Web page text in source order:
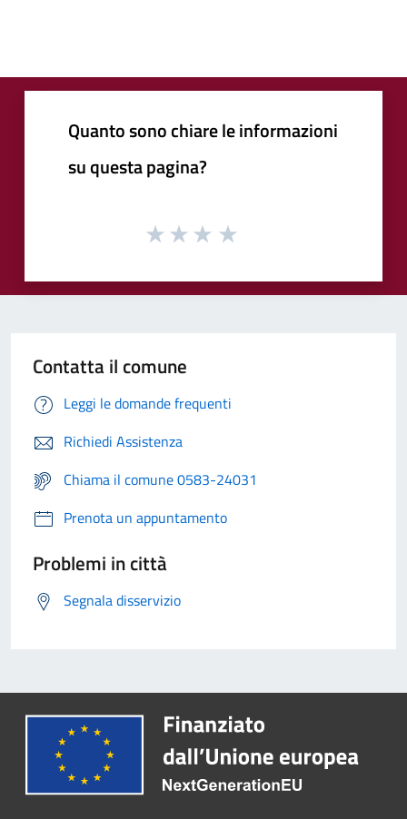
Quanto sono chiare le informazioni
su questa pagina?
Contatta il comune
Leggi le domande frequenti
Richiedi Assistenza
Chiama il comune 0583-24031
Prenota un appuntamento
Problemi in città
Segnala disservizio